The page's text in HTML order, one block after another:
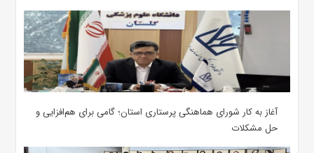
آغاز به کار شورای هماهنگی پرستاری استان؛ گامی برای هم‌افزایی و
حل مشکلات